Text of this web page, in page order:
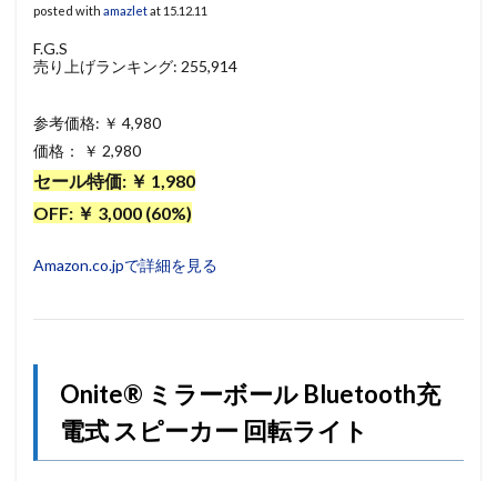
posted with amazletat 15.12.11
F.G.S
売り上げランキング: 255,914
参考価格: ￥ 4,980
価格： ￥ 2,980
セール特価: ￥ 1,980
OFF: ￥ 3,000 (60%)
Amazon.co.jpで詳細を見る
Onite® ミラーボール Bluetooth充
電式 スピーカー 回転ライト